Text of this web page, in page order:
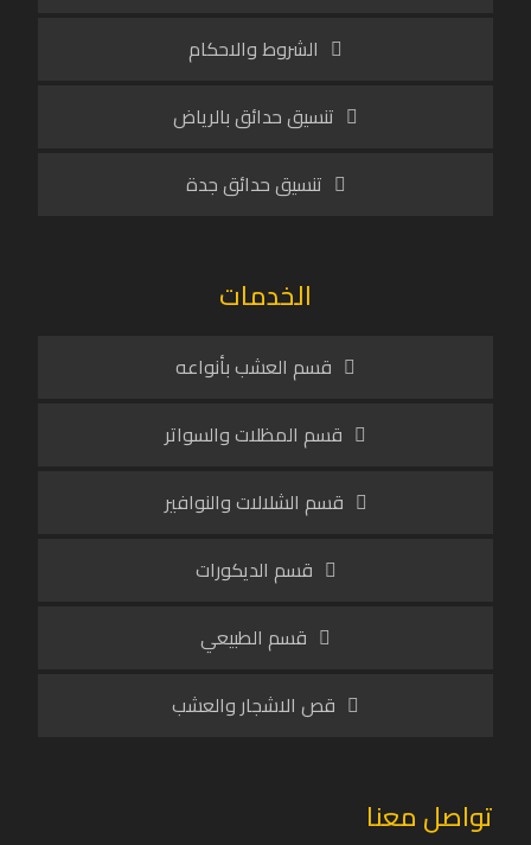
الشروط والاحكام
تنسيق حدائق بالرياض
تنسيق حدائق جدة
الخدمات
قسم العشب بأنواعه
قسم المظلات والسواتر
قسم الشلالات والنوافير
قسم الديكورات
قسم الطبيعي
قص الاشجار والعشب
تواصل معنا